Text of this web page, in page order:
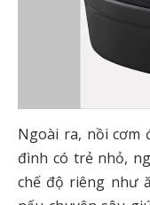
Ngoài ra, nồi cơm
đình có trẻ nhỏ,
chế độ riêng như